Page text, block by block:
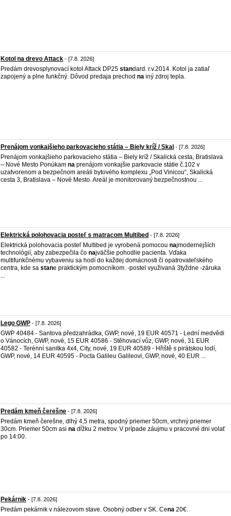
Kotol na drevo Attack - [7.8. 2026]
Predám drevosplynovací kotol Attack DP25 standard. r.v.2014. Kotol ja zatiaľ
zapojený a plne funkčný. Dôvod predaja prechod na iný zdroj tepla.
Prenájom vonkajšieho parkovacieho státia – Biely kríž / Skal - [7.8. 2026]
Prenájom vonkajšieho parkovacieho státia – Biely kríž / Skalická cesta, Bratislava
– Nové Mesto Ponúkam na prenájom vonkajšie parkovacie státie č.102 v
uzatvorenom a bezpečnom areáli bytového komplexu „Pod Vinicou“, Skalická
cesta 3, Bratislava – Nové Mesto. Areál je monitorovaný bezpečnostnou ...
Elektrická polohovacia posteľ s matracom Multibed - [7.8. 2026]
Elektrická polohovacia posteľ Multibed je vyrobená pomocou najmodernejších
technológií, aby zabezpečila čo najväčšie pohodlie pacienta. Vďaka
multifunkčnému vybaveniu sa hodí do každej domácnosti či opatrovateľského
centra, kde sa stane praktickým pomocníkom. -postel využivaná 3tyždne -záruka
...
Lego GWP - [7.8. 2026]
GWP 40484 - Santova předzahrádka, GWP, nové, 19 EUR 40571 - Lední medvědi
o Vánocích, GWP, nové, 15 EUR 40586 - Stěhovací vůz, GWP, nové, 31 EUR
40582 - Terénní sanitka 4x4, City, nové, 19 EUR 40589 - Hřiště s pirátskou lodí,
GWP, nové, 14 EUR 40595 - Pocta Galileu Galileovi, GWP, nové, 40 EUR ...
Predám kmeň čerešne - [7.8. 2026]
Predám kmeň čerešne, dlhý 4,5 metra, spodný priemer 50cm, vrchný priemer
30cm. Priemer 50cm asi na dĺžku 2 metrov. V prípade záujmu v pracovné dni volať
po 14:00.
Pekárnik - [7.8. 2026]
Predám pekárnik v nálezovom stave. Osobný odber v SK. Cena 20€.